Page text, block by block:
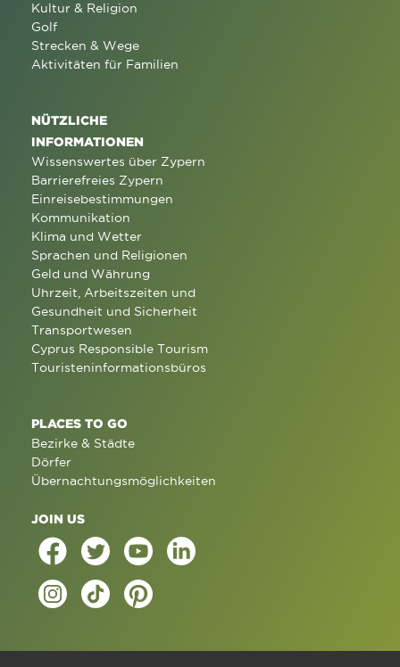
Kultur & Religion
Golf
Strecken & Wege
Aktivitäten für Familien
NÜTZLICHE
INFORMATIONEN
Wissenswertes über Zypern
Barrierefreies Zypern
Einreisebestimmungen
Kommunikation
Klima und Wetter
Sprachen und Religionen
Geld und Währung
Uhrzeit, Arbeitszeiten und
Gesundheit und Sicherheit
Transportwesen
Cyprus Responsible Tourism
Touristeninformationsbüros
PLACES TO GO
Bezirke & Städte
Dörfer
Übernachtungsmöglichkeiten
JOIN US